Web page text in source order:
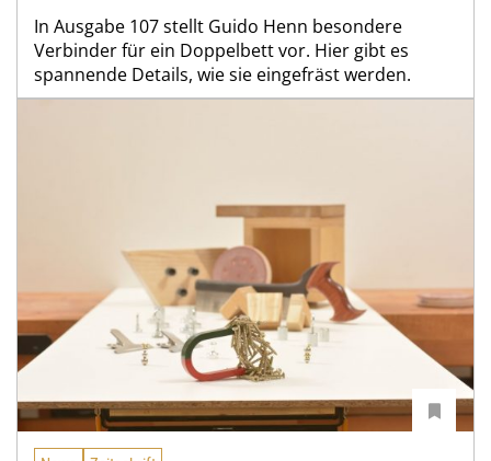
In Ausgabe 107 stellt Guido Henn besondere
Verbinder für ein Doppelbett vor. Hier gibt es
spannende Details, wie sie eingefräst werden.